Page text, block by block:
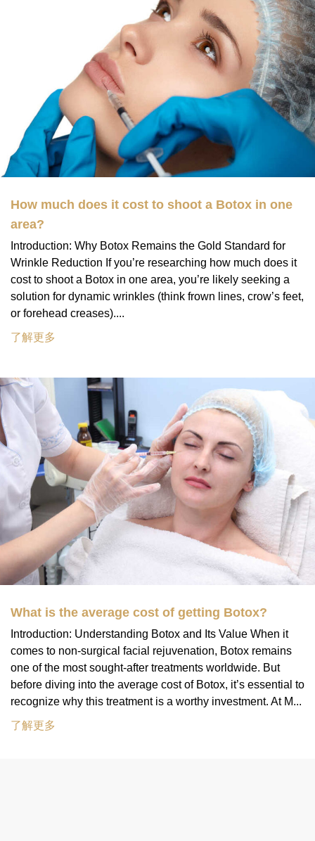
How much does it cost to shoot a Botox in one
area?
Introduction: Why Botox Remains the Gold Standard for
Wrinkle Reduction If you’re researching how much does it
cost to shoot a Botox in one area, you’re likely seeking a
solution for dynamic wrinkles (think frown lines, crow’s feet,
or forehead creases)....
了解更多
What is the average cost of getting Botox?
Introduction: Understanding Botox and Its Value When it
comes to non-surgical facial rejuvenation, Botox remains
one of the most sought-after treatments worldwide. But
before diving into the average cost of Botox, it’s essential to
recognize why this treatment is a worthy investment. At M...
了解更多